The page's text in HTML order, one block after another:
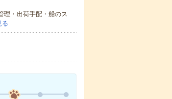
理・出荷手配・船のス
る